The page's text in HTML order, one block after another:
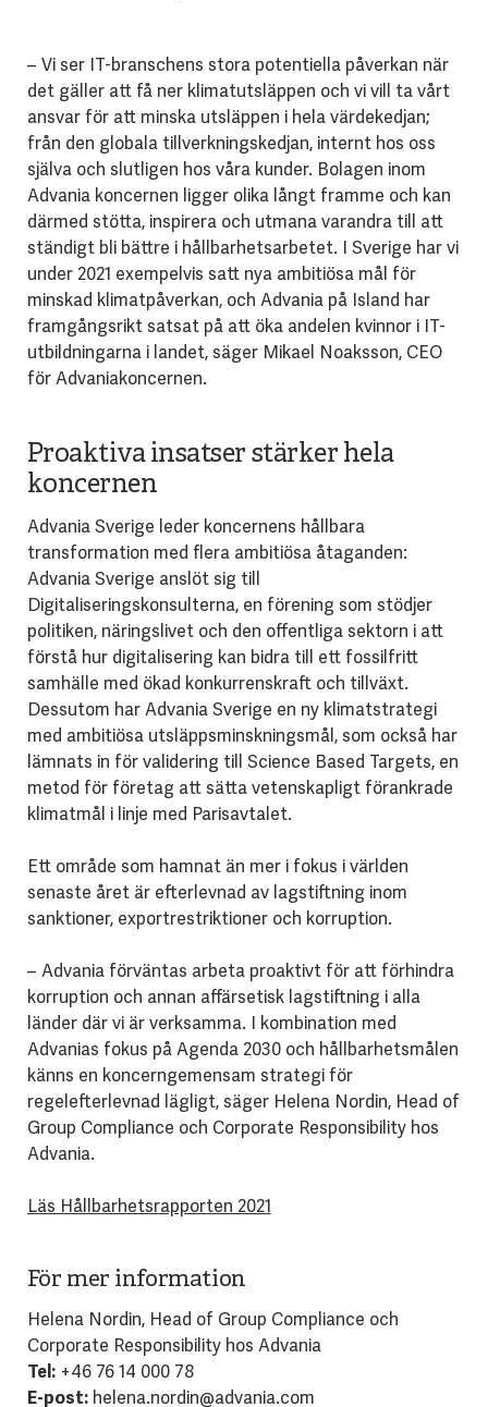
– Vi ser IT-branschens stora potentiella påverkan när
det gäller att få ner klimatutsläppen och vi vill ta vårt
ansvar för att minska utsläppen i hela värdekedjan;
från den globala tillverkningskedjan, internt hos oss
själva och slutligen hos våra kunder. Bolagen inom
Advania koncernen ligger olika långt framme och kan
därmed stötta, inspirera och utmana varandra till att
ständigt bli bättre i hållbarhetsarbetet. I Sverige har vi
under 2021 exempelvis satt nya ambitiösa mål för
minskad klimatpåverkan, och Advania på Island har
framgångsrikt satsat på att öka andelen kvinnor i IT-
utbildningarna i landet, säger Mikael Noaksson, CEO
för Advaniakoncernen.
Proaktiva insatser stärker hela
koncernen
Advania Sverige leder koncernens hållbara
transformation med flera ambitiösa åtaganden:
Advania Sverige anslöt sig till
Digitaliseringskonsulterna, en förening som stödjer
politiken, näringslivet och den offentliga sektorn i att
förstå hur digitalisering kan bidra till ett fossilfritt
samhälle med ökad konkurrenskraft och tillväxt.
Dessutom har Advania Sverige en ny klimatstrategi
med ambitiösa utsläppsminskningsmål, som också har
lämnats in för validering till Science Based Targets, en
metod för företag att sätta vetenskapligt förankrade
klimatmål i linje med Parisavtalet.
Ett område som hamnat än mer i fokus i världen
senaste året är efterlevnad av lagstiftning inom
sanktioner, exportrestriktioner och korruption.
– Advania förväntas arbeta proaktivt för att förhindra
korruption och annan affärsetisk lagstiftning i alla
länder där vi är verksamma. I kombination med
Advanias fokus på Agenda 2030 och hållbarhetsmålen
känns en koncerngemensam strategi för
regelefterlevnad lägligt, säger Helena Nordin, Head of
Group Compliance och Corporate Responsibility hos
Advania.
Läs Hållbarhetsrapporten 2021
För mer information
Helena Nordin, Head of Group Compliance och
Corporate Responsibility hos Advania
Tel:+46 76 14 000 78
E-post:helena.nordin@advania.com